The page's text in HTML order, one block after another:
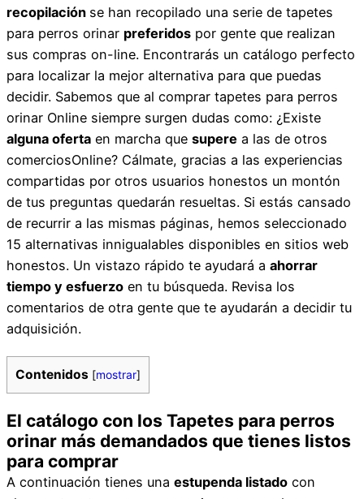
recopilación se han recopilado una serie de tapetes
para perros orinar preferidos por gente que realizan
sus compras on-line. Encontrarás un catálogo perfecto
para localizar la mejor alternativa para que puedas
decidir. Sabemos que al comprar tapetes para perros
orinar Online siempre surgen dudas como: ¿Existe
alguna oferta en marcha que supere a las de otros
comerciosOnline? Cálmate, gracias a las experiencias
compartidas por otros usuarios honestos un montón
de tus preguntas quedarán resueltas. Si estás cansado
de recurrir a las mismas páginas, hemos seleccionado
15 alternativas innigualables disponibles en sitios web
honestos. Un vistazo rápido te ayudará a ahorrar
tiempo y esfuerzo en tu búsqueda. Revisa los
comentarios de otra gente que te ayudarán a decidir tu
adquisición.
Contenidos [mostrar]
El catálogo con los Tapetes para perros
orinar más demandados que tienes listos
para comprar
A continuación tienes una estupenda listado con